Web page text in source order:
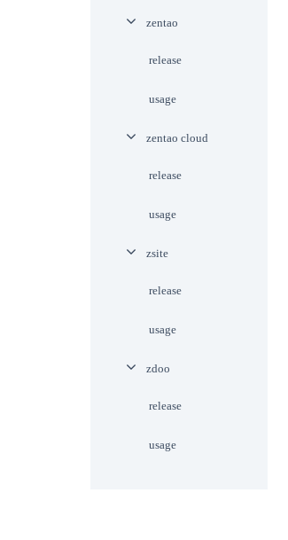
zentao
release
usage
zentao cloud
release
usage
zsite
release
usage
zdoo
release
usage